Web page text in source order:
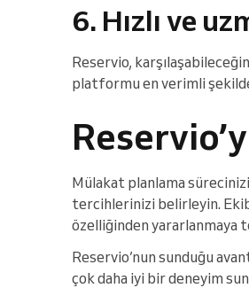
6. Hızlı ve
Reservio,
platformu en verimli şekilde
Mülakat planlama
tercihlerinizi belirleyin.
özelliğinden yararlanmaya
Reservio’nun sunduğu
çok daha iyi bir deneyim